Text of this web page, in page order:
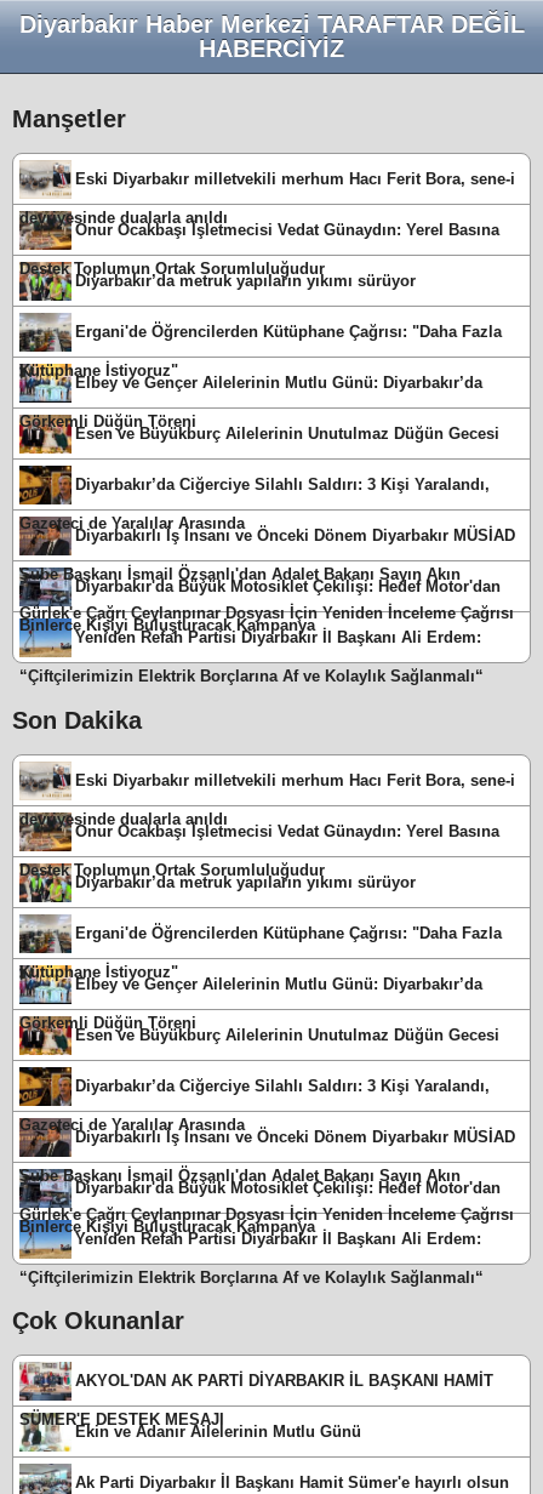
Diyarbakır Haber Merkezi TARAFTAR DEĞİL
HABERCİYİZ
Manşetler
Eski Diyarbakır milletvekili merhum Hacı Ferit Bora, sene-i
devriyesinde dualarla anıldı
Onur Ocakbaşı İşletmecisi Vedat Günaydın: Yerel Basına
Destek Toplumun Ortak Sorumluluğudur
Diyarbakır’da metruk yapıların yıkımı sürüyor
Ergani'de Öğrencilerden Kütüphane Çağrısı: "Daha Fazla
Kütüphane İstiyoruz"
Elbey ve Gençer Ailelerinin Mutlu Günü: Diyarbakır’da
Görkemli Düğün Töreni
Esen ve Büyükburç Ailelerinin Unutulmaz Düğün Gecesi
Diyarbakır’da Ciğerciye Silahlı Saldırı: 3 Kişi Yaralandı,
Gazeteci de Yaralılar Arasında
Diyarbakırlı İş İnsanı ve Önceki Dönem Diyarbakır MÜSİAD
Şube Başkanı İsmail Özşanlı'dan Adalet Bakanı Sayın Akın
Gürlek'e Çağrı Ceylanpınar Dosyası İçin Yeniden İnceleme Çağrısı
Diyarbakır'da Büyük Motosiklet Çekilişi: Hedef Motor'dan
Binlerce Kişiyi Buluşturacak Kampanya
Yeniden Refah Partisi Diyarbakır İl Başkanı Ali Erdem:
“Çiftçilerimizin Elektrik Borçlarına Af ve Kolaylık Sağlanmalı“
Son Dakika
Eski Diyarbakır milletvekili merhum Hacı Ferit Bora, sene-i
devriyesinde dualarla anıldı
Onur Ocakbaşı İşletmecisi Vedat Günaydın: Yerel Basına
Destek Toplumun Ortak Sorumluluğudur
Diyarbakır’da metruk yapıların yıkımı sürüyor
Ergani'de Öğrencilerden Kütüphane Çağrısı: "Daha Fazla
Kütüphane İstiyoruz"
Elbey ve Gençer Ailelerinin Mutlu Günü: Diyarbakır’da
Görkemli Düğün Töreni
Esen ve Büyükburç Ailelerinin Unutulmaz Düğün Gecesi
Diyarbakır’da Ciğerciye Silahlı Saldırı: 3 Kişi Yaralandı,
Gazeteci de Yaralılar Arasında
Diyarbakırlı İş İnsanı ve Önceki Dönem Diyarbakır MÜSİAD
Şube Başkanı İsmail Özşanlı'dan Adalet Bakanı Sayın Akın
Gürlek'e Çağrı Ceylanpınar Dosyası İçin Yeniden İnceleme Çağrısı
Diyarbakır'da Büyük Motosiklet Çekilişi: Hedef Motor'dan
Binlerce Kişiyi Buluşturacak Kampanya
Yeniden Refah Partisi Diyarbakır İl Başkanı Ali Erdem:
“Çiftçilerimizin Elektrik Borçlarına Af ve Kolaylık Sağlanmalı“
Çok Okunanlar
AKYOL'DAN AK PARTİ DİYARBAKIR İL BAŞKANI HAMİT
SÜMER'E DESTEK MESAJI
Ekin ve Adanır Ailelerinin Mutlu Günü
Ak Parti Diyarbakır İl Başkanı Hamit Sümer'e hayırlı olsun